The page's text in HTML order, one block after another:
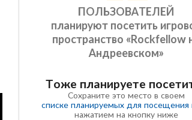
ПОЛЬЗОВАТЕЛЕЙ
планируют посетить
пространство «Rockfellow
Андреевском»
Тоже планируете
Сохраните это место в своем
списке планируемых для посещения
нажатием на кнопку ниже